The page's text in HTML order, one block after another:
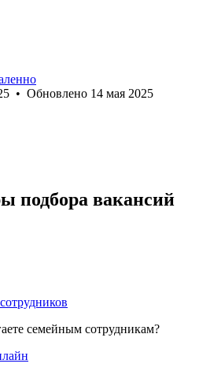
• Обновлено 14 мая 2025
подбора вакансий
семейным сотрудникам?